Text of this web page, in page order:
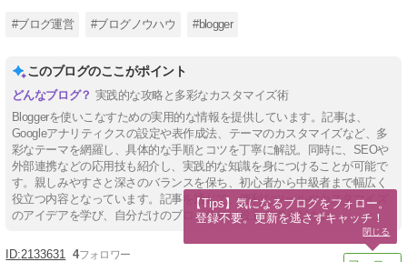
#ブログ運営 #ブログノウハウ #blogger
このブログのここがポイント
実践的な攻略と多彩なカスタマイズ術
Bloggerを使いこなすための実用的な情報を提供しています。記事は、
Googleアナリティクスの設定や表作成法、テーマのカスタマイズなど、多
彩なテーマを網羅し、具体的な手順とコツを丁寧に解説。同時に、SEOや
外部連携などの応用技も紹介し、実践的な知識を身につけることが可能で
す。親しみやすさと深さのバランスを保ち、初心者から中級者まで幅広く
役立つ内容となっています。記事を通じて、便利なツールやカスタマイズ
のアイデアを学び、自分だけのブログ作りに役立ててください。
2133631 4
【Tips】気になるブログをフォロー。
登録不要。更新を逃さずキャッチ！
閉じる